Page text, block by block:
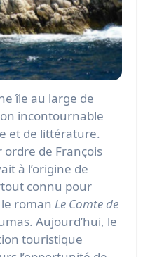
île au large de
incontournable
et de littérature.
ordre de François
à l’origine de
connu pour
roman Le Comte de
Aujourd’hui, le
touristique